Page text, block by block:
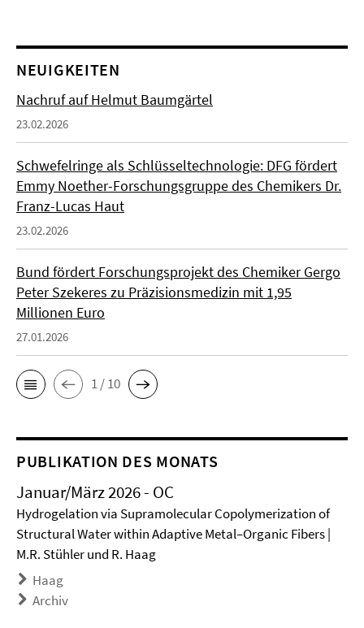
NEUIGKEITEN
Nachruf auf Helmut Baumgärtel
23.02.2026
Schwefelringe als Schlüsseltechnologie: DFG fördert
Emmy Noether-Forschungsgruppe des Chemikers Dr.
Franz-Lucas Haut
23.02.2026
Bund fördert Forschungsprojekt des Chemiker Gergo
Peter Szekeres zu Präzisionsmedizin mit 1,95
Millionen Euro
27.01.2026
1 / 10
PUBLIKATION DES MONATS
Januar/März 2026 - OC
Hydrogelation via Supramolecular Copolymerization of
Structural Water within Adaptive Metal–Organic Fibers |
M.R. Stühler und R. Haag
Haag
Archiv